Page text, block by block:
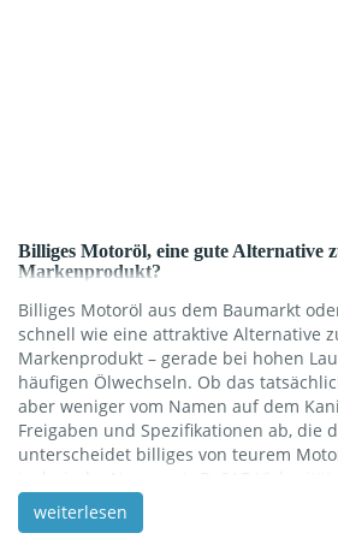
Billiges Motoröl, eine gute Alternative
Markenprodukt?
Billiges Motoröl aus dem Baumarkt
schnell wie eine attraktive Alternative
Markenprodukt – gerade bei hohen
häufigen Ölwechseln. Ob das
aber weniger vom Namen auf dem
Freigaben und Spezifikationen ab, die
unterscheidet billiges von teurem
technische Normen (z.B. SAE‑Viskosität,
herstellerspezifische Freigaben wie VW
erfüllen, damit sie den Motor
weiterlesen